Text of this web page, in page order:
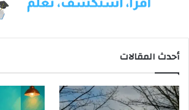
أحدث المقالات